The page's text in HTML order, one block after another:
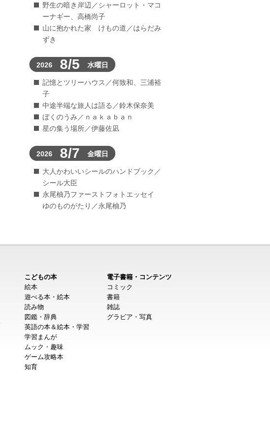
野生の暗き岸辺／シャーロット・マコ
ーナギー、高橋尚子
山に抱かれた家 けもの道／はらだみ
ずき
2026 8/5 水曜日
記憶とツリーハウス／何致和、三浦裕
子
中途半端な旅人は語る／鈴木保奈美
ぼくのうみ／ｎａｋａｂａｎ
星の集う場所／伊藤佐凪
2026 8/7 金曜日
大人かわいいシールのハンドブック／
シール大臣
永尾柚乃ファーストフォトエッセイ
ゆのものがたり／永尾柚乃
こどもの本
絵本
遊べる本・絵本
読み物
図鑑・辞典
英語の本＆絵本・学習
学習まんが
ムック・趣味
ゲーム攻略本
知育
電子書籍・コンテンツ
コミック
書籍
雑誌
グラビア・写真